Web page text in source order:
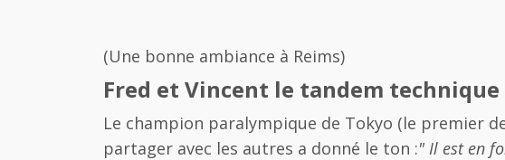
(Une bonne ambiance à Reims)
Fred et Vincent le tandem
Le champion paralympique de Tokyo (le premier
partager avec les autres a donné le ton :" Il est en